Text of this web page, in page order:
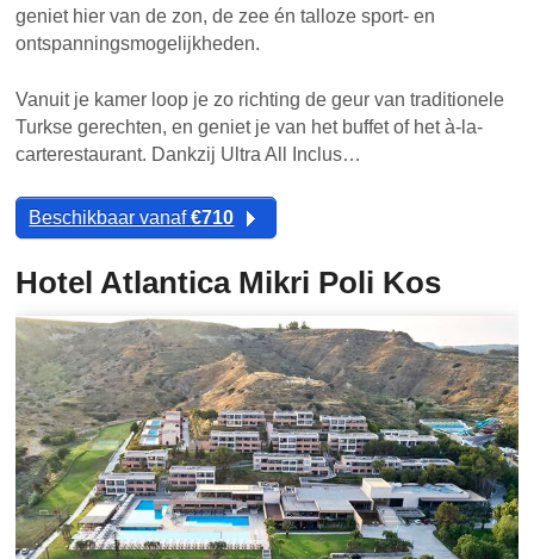
geniet hier van de zon, de zee én talloze sport- en
ontspanningsmogelijkheden.
Vanuit je kamer loop je zo richting de geur van traditionele
Turkse gerechten, en geniet je van het buffet of het à-la-
carterestaurant. Dankzij Ultra All Inclus…
Beschikbaar vanaf€710
Hotel Atlantica Mikri Poli Kos